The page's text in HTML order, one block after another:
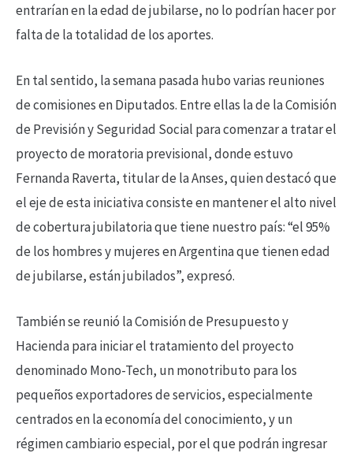
entrarían en la edad de jubilarse, no lo podrían hacer por
falta de la totalidad de los aportes.
En tal sentido, la semana pasada hubo varias reuniones
de comisiones en Diputados. Entre ellas la de la Comisión
de Previsión y Seguridad Social para comenzar a tratar el
proyecto de moratoria previsional, donde estuvo
Fernanda Raverta, titular de la Anses, quien destacó que
el eje de esta iniciativa consiste en mantener el alto nivel
de cobertura jubilatoria que tiene nuestro país: “el 95%
de los hombres y mujeres en Argentina que tienen edad
de jubilarse, están jubilados”, expresó.
También se reunió la Comisión de Presupuesto y
Hacienda para iniciar el tratamiento del proyecto
denominado Mono-Tech, un monotributo para los
pequeños exportadores de servicios, especialmente
centrados en la economía del conocimiento, y un
régimen cambiario especial, por el que podrán ingresar